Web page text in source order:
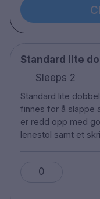
Skrivebord
Vannkoker
Strykejern /
Sykkelutleie
Vinbar
Husdyr er
ønsker et
begrenset antall
Standard lite
Sleeps 2
Standard lite
finnes for å slappe
er redd opp med
lenestol samt et
0